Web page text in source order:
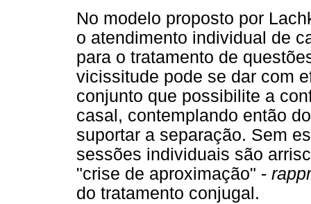
No modelo proposto por
o atendimento individual de
para o tratamento de
vicissitude pode se dar com
conjunto que possibilite a
casal, contemplando então
suportar a separação. Sem
sessões individuais são
"crise de aproximação" -
do tratamento conjugal.